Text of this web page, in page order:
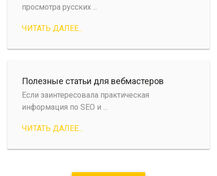
просмотра русских ...
ЧИТАТЬ ДАЛЕЕ...
Полезные статьи для вебмастеров
Если заинтересовала практическая
информация по SEO и ...
ЧИТАТЬ ДАЛЕЕ...